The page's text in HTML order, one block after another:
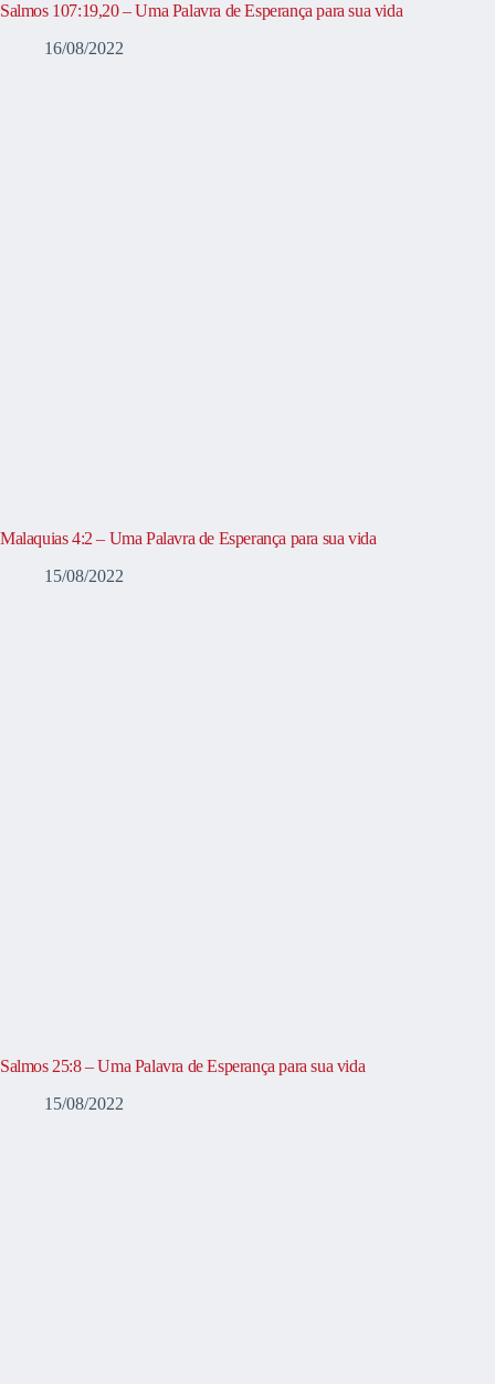
Salmos 107:19,20 – Uma Palavra de Esperança para sua vida
16/08/2022
Malaquias 4:2 – Uma Palavra de Esperança para sua vida
15/08/2022
Salmos 25:8 – Uma Palavra de Esperança para sua vida
15/08/2022